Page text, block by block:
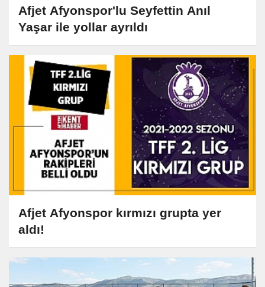
Afjet Afyonspor'lu Seyfettin Anıl
Yaşar ile yollar ayrıldı
Afjet Afyonspor kırmızı grupta yer
aldı!